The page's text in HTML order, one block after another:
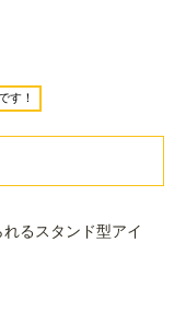
す！
るスタンド型アイ